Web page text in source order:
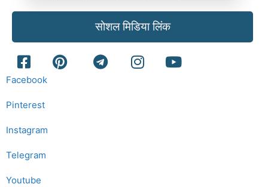
सोशल मिडिया लिंक
Facebook
Pinterest
Instagram
Telegram
Youtube